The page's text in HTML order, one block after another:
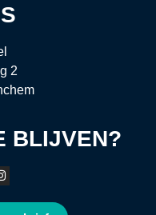
2
BLIJVEN?